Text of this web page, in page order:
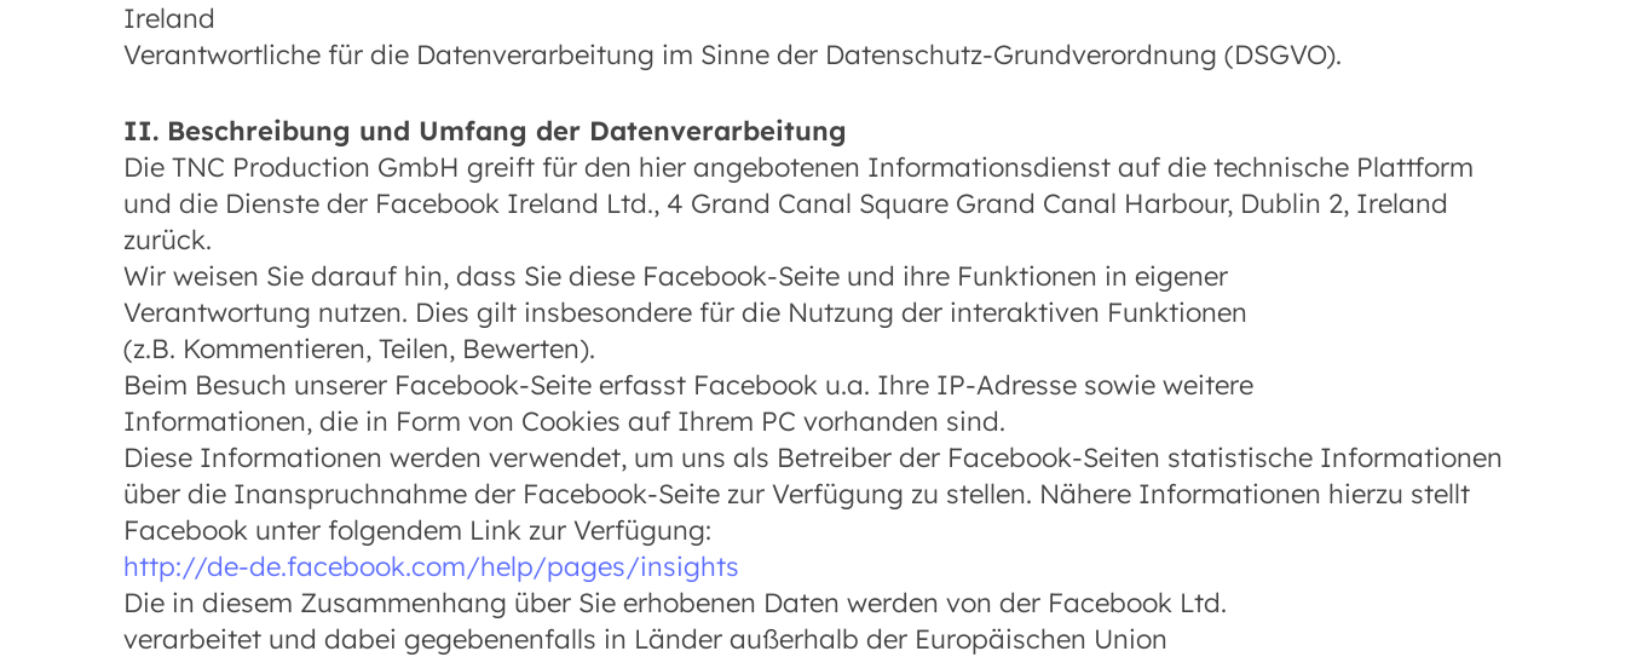
Ireland
Verantwortliche für die Datenverarbeitung im Sinne der Datenschutz-Grundverordnung (DSGVO).
II. Beschreibung und Umfang der Datenverarbeitung
Die TNC Production GmbH greift für den hier angebotenen Informationsdienst auf die technische Plattform
und die Dienste der Facebook Ireland Ltd., 4 Grand Canal Square Grand Canal Harbour, Dublin 2, Ireland
zurück.
Wir weisen Sie darauf hin, dass Sie diese Facebook-Seite und ihre Funktionen in eigener
Verantwortung nutzen. Dies gilt insbesondere für die Nutzung der interaktiven Funktionen
(z.B. Kommentieren, Teilen, Bewerten).
Beim Besuch unserer Facebook-Seite erfasst Facebook u.a. Ihre IP-Adresse sowie weitere
Informationen, die in Form von Cookies auf Ihrem PC vorhanden sind.
Diese Informationen werden verwendet, um uns als Betreiber der Facebook-Seiten statistische Informationen
über die Inanspruchnahme der Facebook-Seite zur Verfügung zu stellen. Nähere Informationen hierzu stellt
Facebook unter folgendem Link zur Verfügung:
http://de-de.facebook.com/help/pages/insights
Die in diesem Zusammenhang über Sie erhobenen Daten werden von der Facebook Ltd.
verarbeitet und dabei gegebenenfalls in Länder außerhalb der Europäischen Union